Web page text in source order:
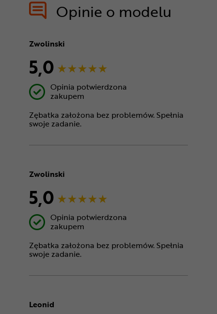
Opinie o modelu
Zwolinski
5,0
Opinia potwierdzona
zakupem
Zębatka założona bez problemów. Spełnia
swoje zadanie.
Zwolinski
5,0
Opinia potwierdzona
zakupem
Zębatka założona bez problemów. Spełnia
swoje zadanie.
Leonid